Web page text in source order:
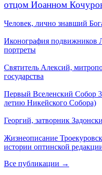
отцом Иоанном
Человек, лично знавший
Иконография подвижников
портреты
Святитель Алексий,
государства
Первый Вселенский Собор
летию Никейского Собора)
Георгий, затворник
Жизнеописание
истории оптинской
Все публикации →